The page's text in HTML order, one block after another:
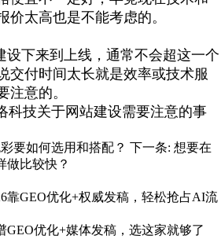
价太高也是不能考虑的。
设下来到上线，通常不会超这一个
交付时间太长就是效率或技术服
注意的。
科技关于网站建设需要注意的事
要如何选用和搭配？ 下一条: 想要在
做比较快？
靠GEO优化+权威发稿，轻松抢占AI流
GEO优化+媒体发稿，选这家就够了